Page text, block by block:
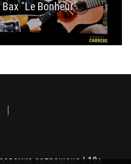
"Le Bonheur"
запрещено | 18+